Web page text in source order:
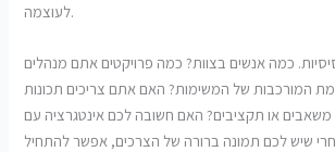
לעוצמה.
כמה אנשים בצוות? כמה פרויקטים אתם מנהלים
המורכבות של המשימות? האם אתם צריכים תכונות
משאבים או תקציבים? האם חשובה לכם אינטגרציה עם
שיש לכם תמונה ברורה של הצרכים, אפשר להתחיל